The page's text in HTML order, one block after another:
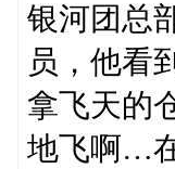
银河团总
员，他看
拿飞天的
地飞啊…